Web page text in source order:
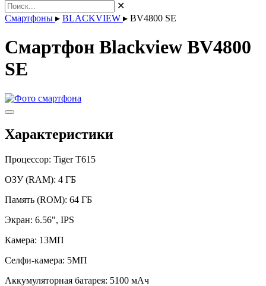
✕
Смартфоны ▸ BLACKVIEW ▸ BV4800 SE
Смартфон Blackview BV4800
SE
Характеристики
Процессор: Tiger T615
ОЗУ (RAM): 4 ГБ
Память (ROM): 64 ГБ
Экран: 6.56", IPS
Камера: 13МП
Селфи-камера: 5МП
Аккумуляторная батарея: 5100 мАч